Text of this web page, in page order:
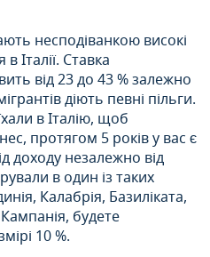
несподіванкою високі
Італії. Ставка
від 23 до 43 % залежно
діють певні пільги.
в Італію, щоб
протягом 5 років у вас є
доходу незалежно від
в один із таких
Калабрія, Базиліката,
будете
10 %.